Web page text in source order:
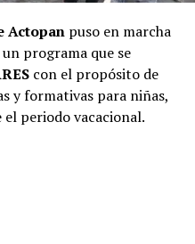
Actopanpuso en marcha
un programa que se
con el propósito de
y formativas para niñas,
periodo vacacional.